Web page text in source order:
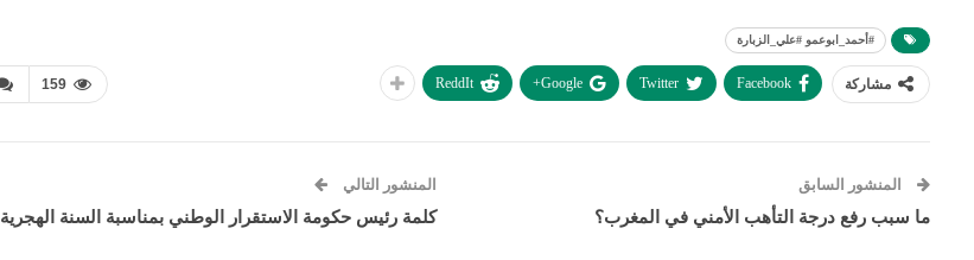
#أحمد_ابوعمو #علي_الزبارة
159 مشاركة Facebook
Twitter
Google+
ReddIt
المنشور السابق
ما سبب رفع درجة التأهب الأمني في المغرب؟
المنشور التالي
كلمة رئيس حكومة الاستقرار الوطني بمناسبة السنة الهجرية